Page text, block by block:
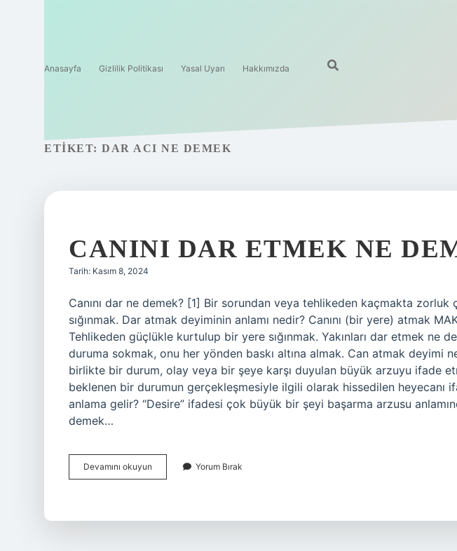
Anasayfa Gizlilik Politikası Yasal Uyarı Hakkımızda
ETIKET: DAR ACI NE DEMEK
CANINI DAR ETMEK NE
Tarih: Kasım 8, 2024
Canını dar ne demek? [1] Bir sorundan veya tehlikeden kaçmakta
sığınmak. Dar atmak deyiminin anlamı nedir? Canını (bir yere) atmak
Tehlikeden güçlükle kurtulup bir yere sığınmak. Yakınları dar etmek ne
duruma sokmak, onu her yönden baskı altına almak. Can atmak deyimi
birlikte bir durum, olay veya bir şeye karşı duyulan büyük arzuyu ifade
beklenen bir durumun gerçekleşmesiyle ilgili olarak hissedilen heyecanı
anlama gelir? “Desire” ifadesi çok büyük bir şeyi başarma arzusu
demek…
Devamını okuyun
Dar
Yorum Bırak